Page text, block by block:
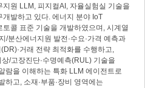
지원 LLM, 피지컬AI, 자율실험실 기술을
개발하고 있다. 에너지 분야 IoT
토콜 표준 기술을 개발하였으며, 시계열
/분산에너지원 발전·수요·가격 예측과
거래 전략 최적화를 수행하고,
/고장진단·수명예측(RUL) 기술을
람을 이해하는 특화 LLM 에이전트로
하고, 소재·부품·장비 영역에는